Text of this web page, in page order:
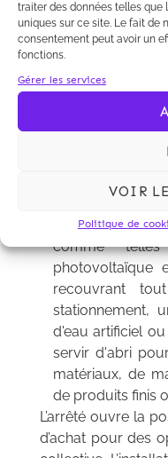
traiter des données telles que
uniques sur ce site. Le fait de
consentement peut avoir un
fonctions.
Gérer les services
VOIR
Politique de
précédent arrêté
souligner que :
la date
pour les
date du visa du
sur l’honneur
100 et 500 kWc,
conformité
Les
comme
photovoltaïque
recouvrant
stationnement,
d'eau artificiel
servir d'abri
matériaux, de
de produits finis
L’arrêté ouvre la
d’achat pour des